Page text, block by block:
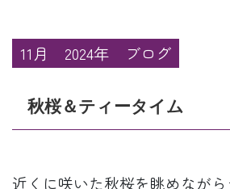
11月 2024年 ブログ
秋桜＆ティータイム
近くに咲いた秋桜を眺めなが